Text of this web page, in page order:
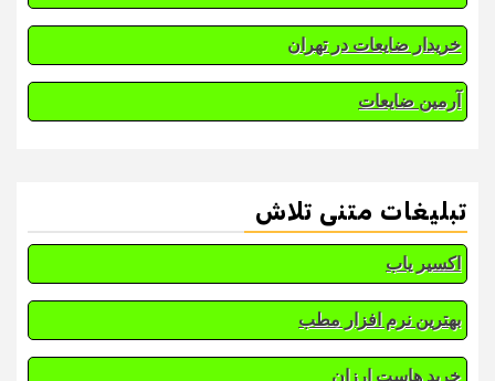
خریدار ضایعات در تهران
آرمین ضایعات
تبلیغات متنی تلاش
اکسیر یاب
بهترین نرم افزار مطب
خرید هاست ارزان